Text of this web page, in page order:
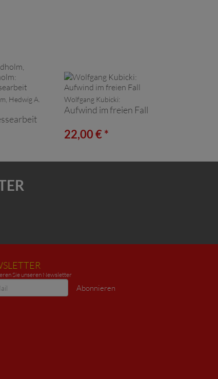
Hedwig A.
Wolfgang Kubicki:
Aufwind im freien Fall
22,00 € *
Sie unseren Newsletter
Abonnieren